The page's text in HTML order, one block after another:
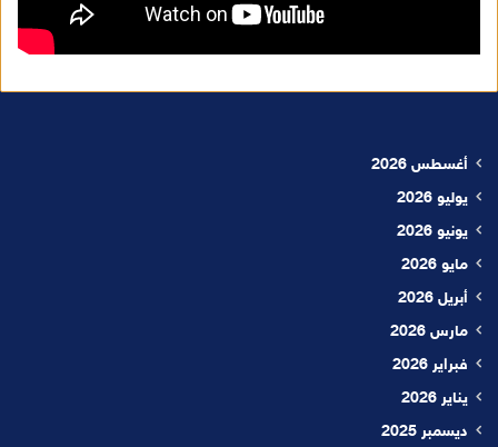
أغسطس 2026
يوليو 2026
يونيو 2026
مايو 2026
أبريل 2026
مارس 2026
فبراير 2026
يناير 2026
ديسمبر 2025